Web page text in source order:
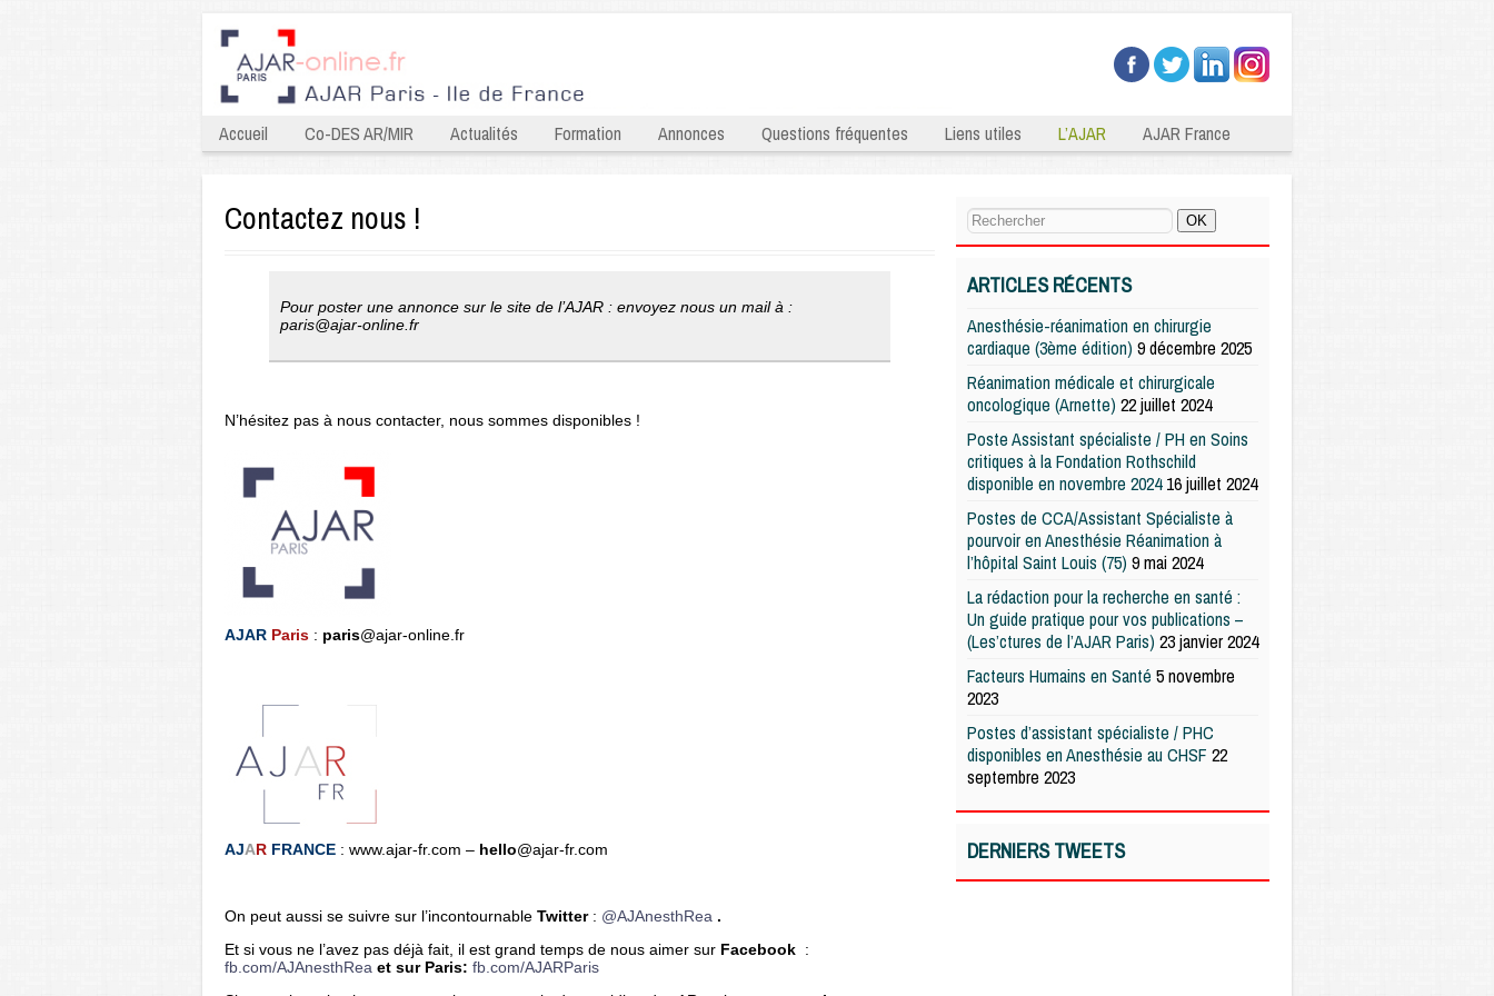
Accueil Co-DES AR/MIR Actualités Formation Annonces Questions fréquentes Liens utiles L’AJAR AJAR France
Contactez nous !
Pour poster une annonce sur le site de l’AJAR : envoyez nous un mail à :
paris@ajar-online.fr
N’hésitez pas à nous contacter, nous sommes disponibles !
AJAR Paris : paris@ajar-online.fr
AJAR FRANCE : www.ajar-fr.com – hello@ajar-fr.com
On peut aussi se suivre sur l’incontournable Twitter: @AJAnesthRea .
Et si vous ne l’avez pas déjà fait, il est grand temps de nous aimer sur Facebook :
fb.com/AJAnesthRea et sur Paris: fb.com/AJARParis
ARTICLES RÉCENTS
Anesthésie-réanimation en chirurgie
cardiaque (3ème édition) 9 décembre 2025
Réanimation médicale et chirurgicale
oncologique (Arnette) 22 juillet 2024
Poste Assistant spécialiste / PH en Soins
critiques à la Fondation Rothschild
disponible en novembre 2024 16 juillet 2024
Postes de CCA/Assistant Spécialiste à
pourvoir en Anesthésie Réanimation à
l’hôpital Saint Louis (75) 9 mai 2024
La rédaction pour la recherche en santé :
Un guide pratique pour vos publications –
(Les’ctures de l’AJAR Paris) 23 janvier 2024
Facteurs Humains en Santé 5 novembre
2023
Postes d’assistant spécialiste / PHC
disponibles en Anesthésie au CHSF 22
septembre 2023
DERNIERS TWEETS